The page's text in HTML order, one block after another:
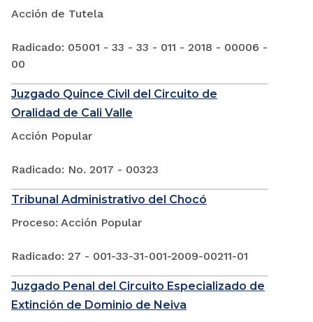
Acción de Tutela
Radicado: 05001 - 33 - 33 - 011 - 2018 - 00006 -
00
Juzgado Quince Civil del Circuito de
Oralidad de Cali Valle
Acción Popular
Radicado: No. 2017 - 00323
Tribunal Administrativo del Chocó
Proceso: Acción Popular
Radicado: 27 - 001-33-31-001-2009-00211-01
Juzgado Penal del Circuito Especializado de
Extinción de Dominio de Neiva